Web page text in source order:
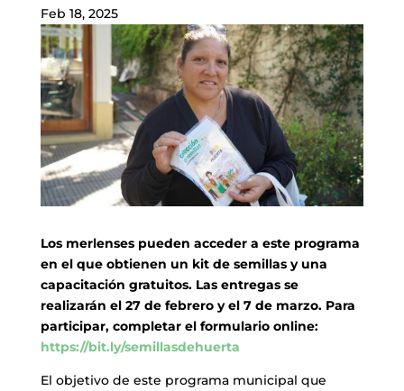
Feb 18, 2025
Los merlenses pueden acceder a este programa
en el que obtienen un kit de semillas y una
capacitación gratuitos. Las entregas se
realizarán el 27 de febrero y el 7 de marzo. Para
participar, completar el formulario online:
https://bit.ly/semillasdehuerta
El objetivo de este programa municipal que